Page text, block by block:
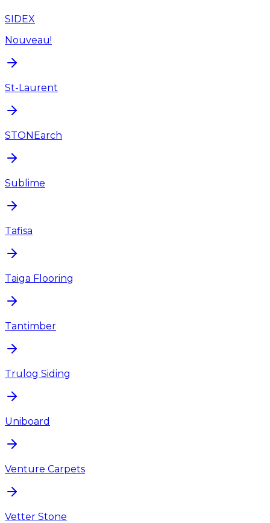
SIDEX
Nouveau!
St-Laurent
STONEarch
Sublime
Tafisa
Taiga Flooring
Tantimber
Trulog Siding
Uniboard
Venture Carpets
Vetter Stone